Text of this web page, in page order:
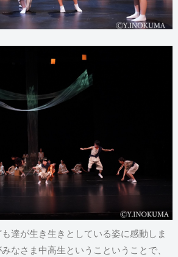
達が生き生きとしている姿に感動しま
なさま中高生というこということで、